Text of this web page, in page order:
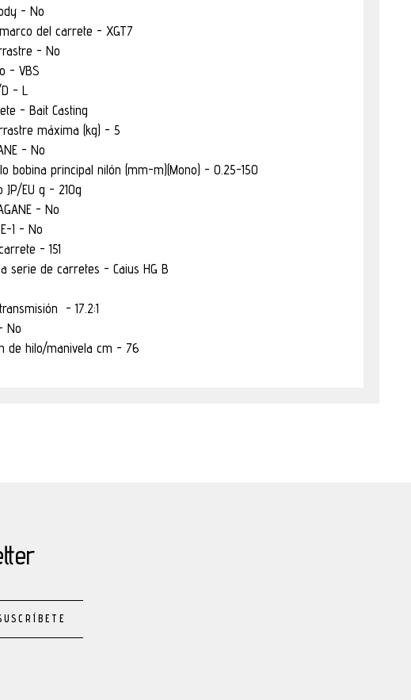
- No
del carrete - XGT7
- No
- VBS
- L
- Bait Casting
máxima (kg) - 5
- No
bobina principal nilón (mm-m)(Mono) - 0.25-150
JP/EU g - 210g
- No
I - No
- 151
serie de carretes - Caius HG B
- 17.2:1
No
de hilo/manivela cm - 76